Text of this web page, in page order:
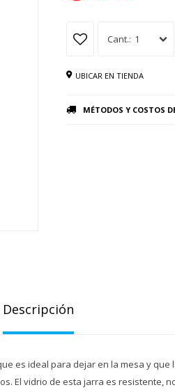
1
UBICAR EN TIENDA
MÉTODOS Y COSTOS
Descripción
es ideal para dejar en la mesa y
El vidrio de esta jarra es resistente,